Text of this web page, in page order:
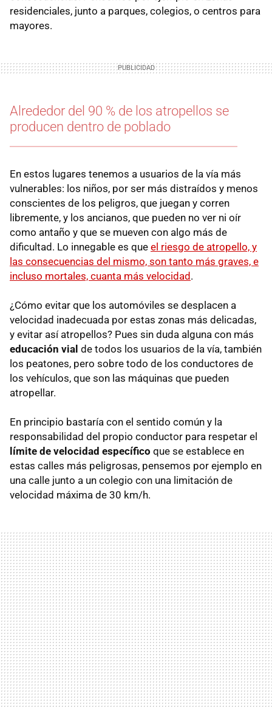
residenciales, junto a parques, colegios, o centros para
mayores.
Alrededor del 90 % de los atropellos se
producen dentro de poblado
En estos lugares tenemos a usuarios de la vía más
vulnerables: los niños, por ser más distraídos y menos
conscientes de los peligros, que juegan y corren
libremente, y los ancianos, que pueden no ver ni oír
como antaño y que se mueven con algo más de
dificultad. Lo innegable es que el riesgo de atropello, y
las consecuencias del mismo, son tanto más graves, e
incluso mortales, cuanta más velocidad.
¿Cómo evitar que los automóviles se desplacen a
velocidad inadecuada por estas zonas más delicadas,
y evitar así atropellos? Pues sin duda alguna con más
educación vial de todos los usuarios de la vía, también
los peatones, pero sobre todo de los conductores de
los vehículos, que son las máquinas que pueden
atropellar.
En principio bastaría con el sentido común y la
responsabilidad del propio conductor para respetar el
límite de velocidad específico que se establece en
estas calles más peligrosas, pensemos por ejemplo en
una calle junto a un colegio con una limitación de
velocidad máxima de 30 km/h.